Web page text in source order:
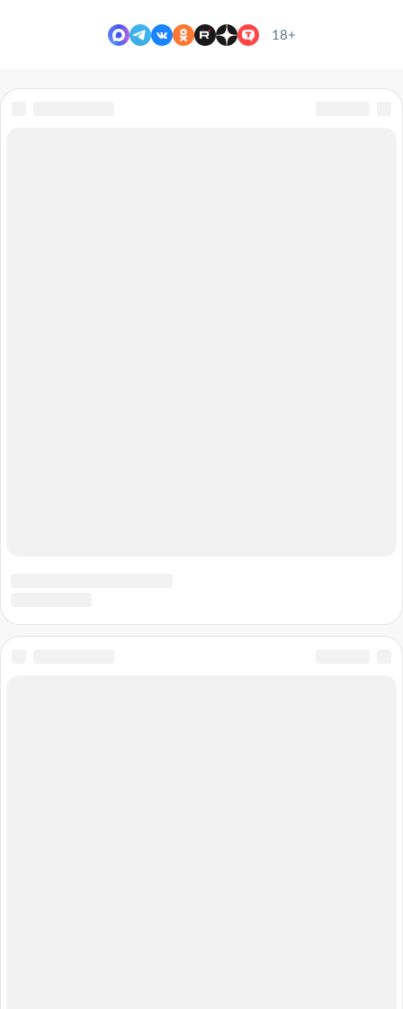
18+